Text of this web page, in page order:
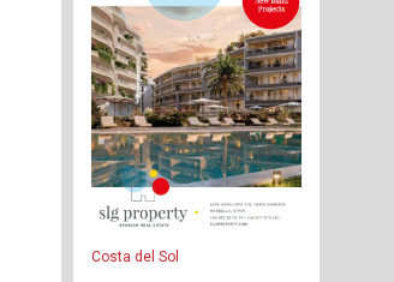
Costa del Sol